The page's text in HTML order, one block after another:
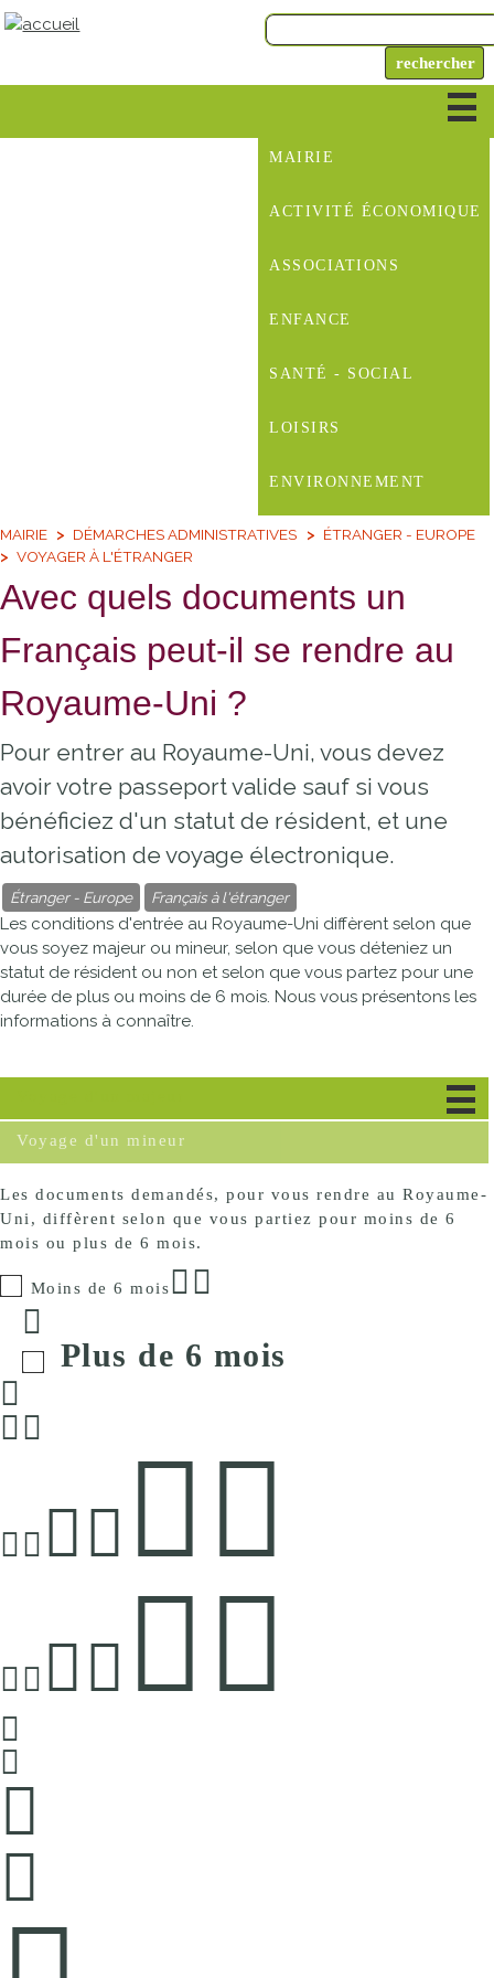
MAIRIE
ACTIVITÉ ÉCONOMIQUE
ASSOCIATIONS
ENFANCE
SANTÉ - SOCIAL
LOISIRS
ENVIRONNEMENT
MAIRIE DÉMARCHES ADMINISTRATIVES
ÉTRANGER - EUROPE
VOYAGER À L'ÉTRANGER
Avec quels documents un
Français peut-il se rendre au
Royaume-Uni ?
Pour entrer au Royaume-Uni, vous devez
avoir votre passeport valide sauf si vous
bénéficiez d'un statut de résident, et une
autorisation de voyage électronique.
Étranger - Europe Français à l'étranger
Les conditions d'entrée au Royaume-Uni diffèrent selon que
vous soyez majeur ou mineur, selon que vous déteniez un
statut de résident ou non et selon que vous partez pour une
durée de plus ou moins de 6 mois. Nous vous présentons les
informations à connaître.
Voyage d'un mineur
Les documents demandés, pour vous rendre au Royaume-
Uni, diffèrent selon que vous partiez pour moins de 6
mois ou plus de 6 mois.
Moins de 6 mois
Plus de 6 mois